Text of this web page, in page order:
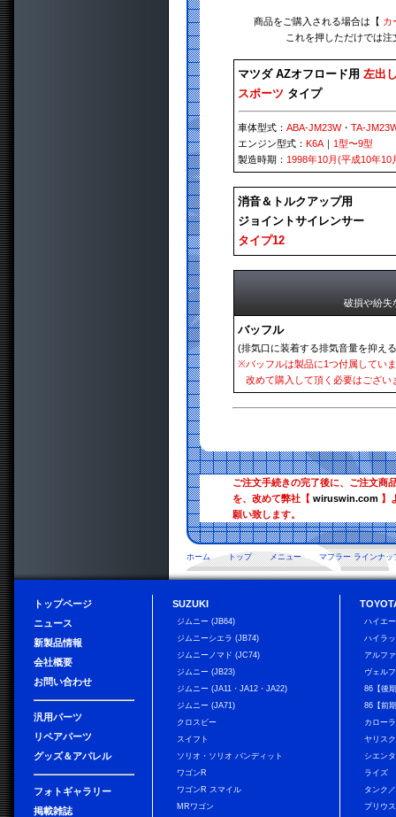
商品をご購入される場合は【 カ
これを押しただけでは
マツダ AZオフロード用左出
スポーツ タイプ
車体型式：ABA-JM23W・TA-
エンジン型式：K6A ｜ 1型〜9型
製造時期： 1998年10月(平成10年10
消音＆トルクアップ用
ジョイントサイレンサー
タイプ12
破損や紛失
バッフル
(排気口に装着する排気音量を抑え
※バッフルは製品に1つ付属してい
改めて購入して頂く必要はござい
ご注文手続きの完了後に、ご注文商
を、改めて弊社【wiruswin.com 】
願い致します。
ホーム トップ メニュー マフラー ラインナッ
トップページ
ニュース
新製品情報
会社概要
お問い合わせ
汎用パーツ
リペアパーツ
グッズ＆アパレル
フォトギャラリー
掲載雑誌
SUZUKI
ジムニー (JB64)
ジムニーシエラ (JB74)
ジムニーノマド (JC74)
ジムニー (JB23)
ジムニー (JA11・JA12・JA22)
ジムニー (JA71)
クロスビー
スイフト
ソリオ・ソリオ バンディット
ワゴンR
ワゴンR スマイル
MRワゴン
ハイエ
ハイラ
アルフ
ヴェル
86【後
86【前
カロー
ヤリス
シエンタ
ライズ
タンク
プリウス